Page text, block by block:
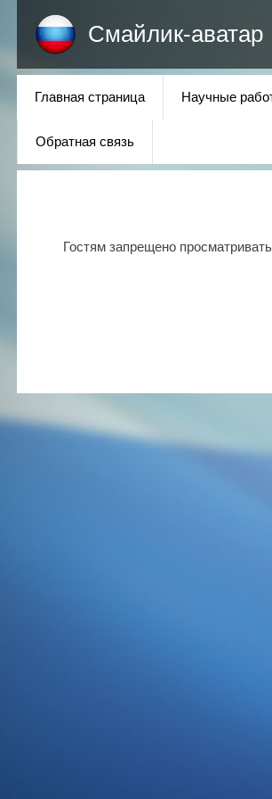
Смайлик-аватар
Главная страница Научные
Обратная связь
Гостям запрещено